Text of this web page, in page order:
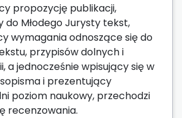
propozycję publikacji,
do Młodego Jurysty tekst,
wymagania odnoszące się do
przypisów dolnych i
a jednocześnie wpisujący się w
i prezentujący
poziom naukowy, przechodzi
recenzowania.